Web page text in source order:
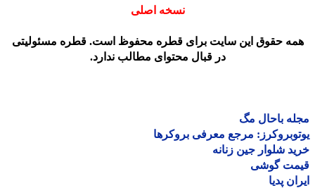
نسخه اصلی
حقوق این سایت برای قطره محفوظ است. قطره مسئولیتی
در قبال محتوای مطالب ندارد.
باحال مگ
مرجع معرفی بروکرها
شلوار جین زنانه
گوشی
پدیا